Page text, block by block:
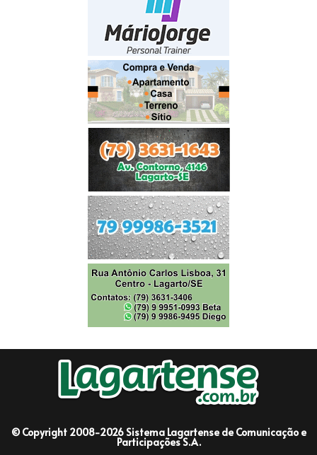
© Copyright 2008-2026 Sistema Lagartense de Comunicação e
Participações S.A.